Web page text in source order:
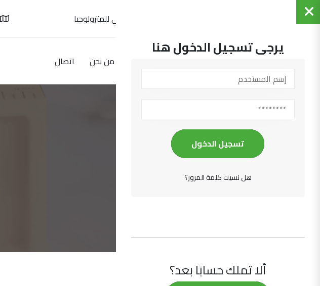
التجمع العربي للمترولوجيا
من نحن اتصال
يرجى تسجيل الدخول هنا
تسجيل الدخول
هل نسيت كلمة المرور؟
ألا تملك حسابًا بعد؟